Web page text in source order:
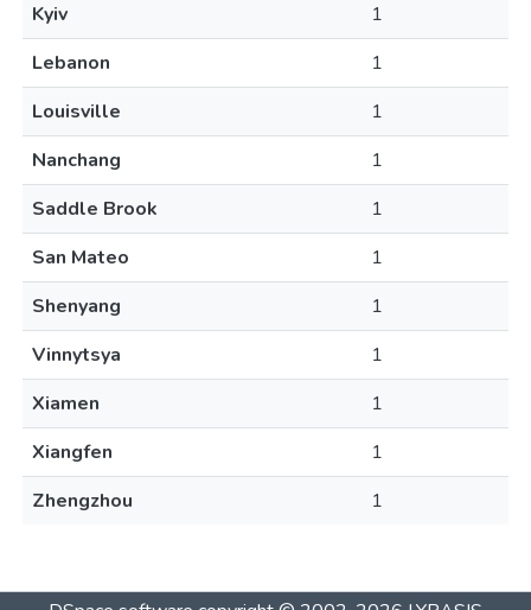
Kyiv
1
Lebanon
1
Louisville
1
Nanchang
1
Saddle Brook
1
San Mateo
1
Shenyang
1
Vinnytsya
1
Xiamen
1
Xiangfen
1
Zhengzhou
1